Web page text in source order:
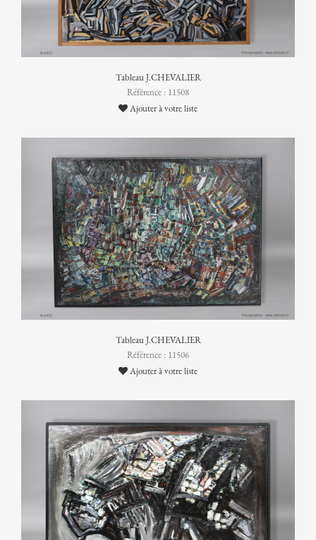
Tableau J.CHEVALIER
Référence : 11508
Ajouter à votre liste
Tableau J.CHEVALIER
Référence : 11506
Ajouter à votre liste